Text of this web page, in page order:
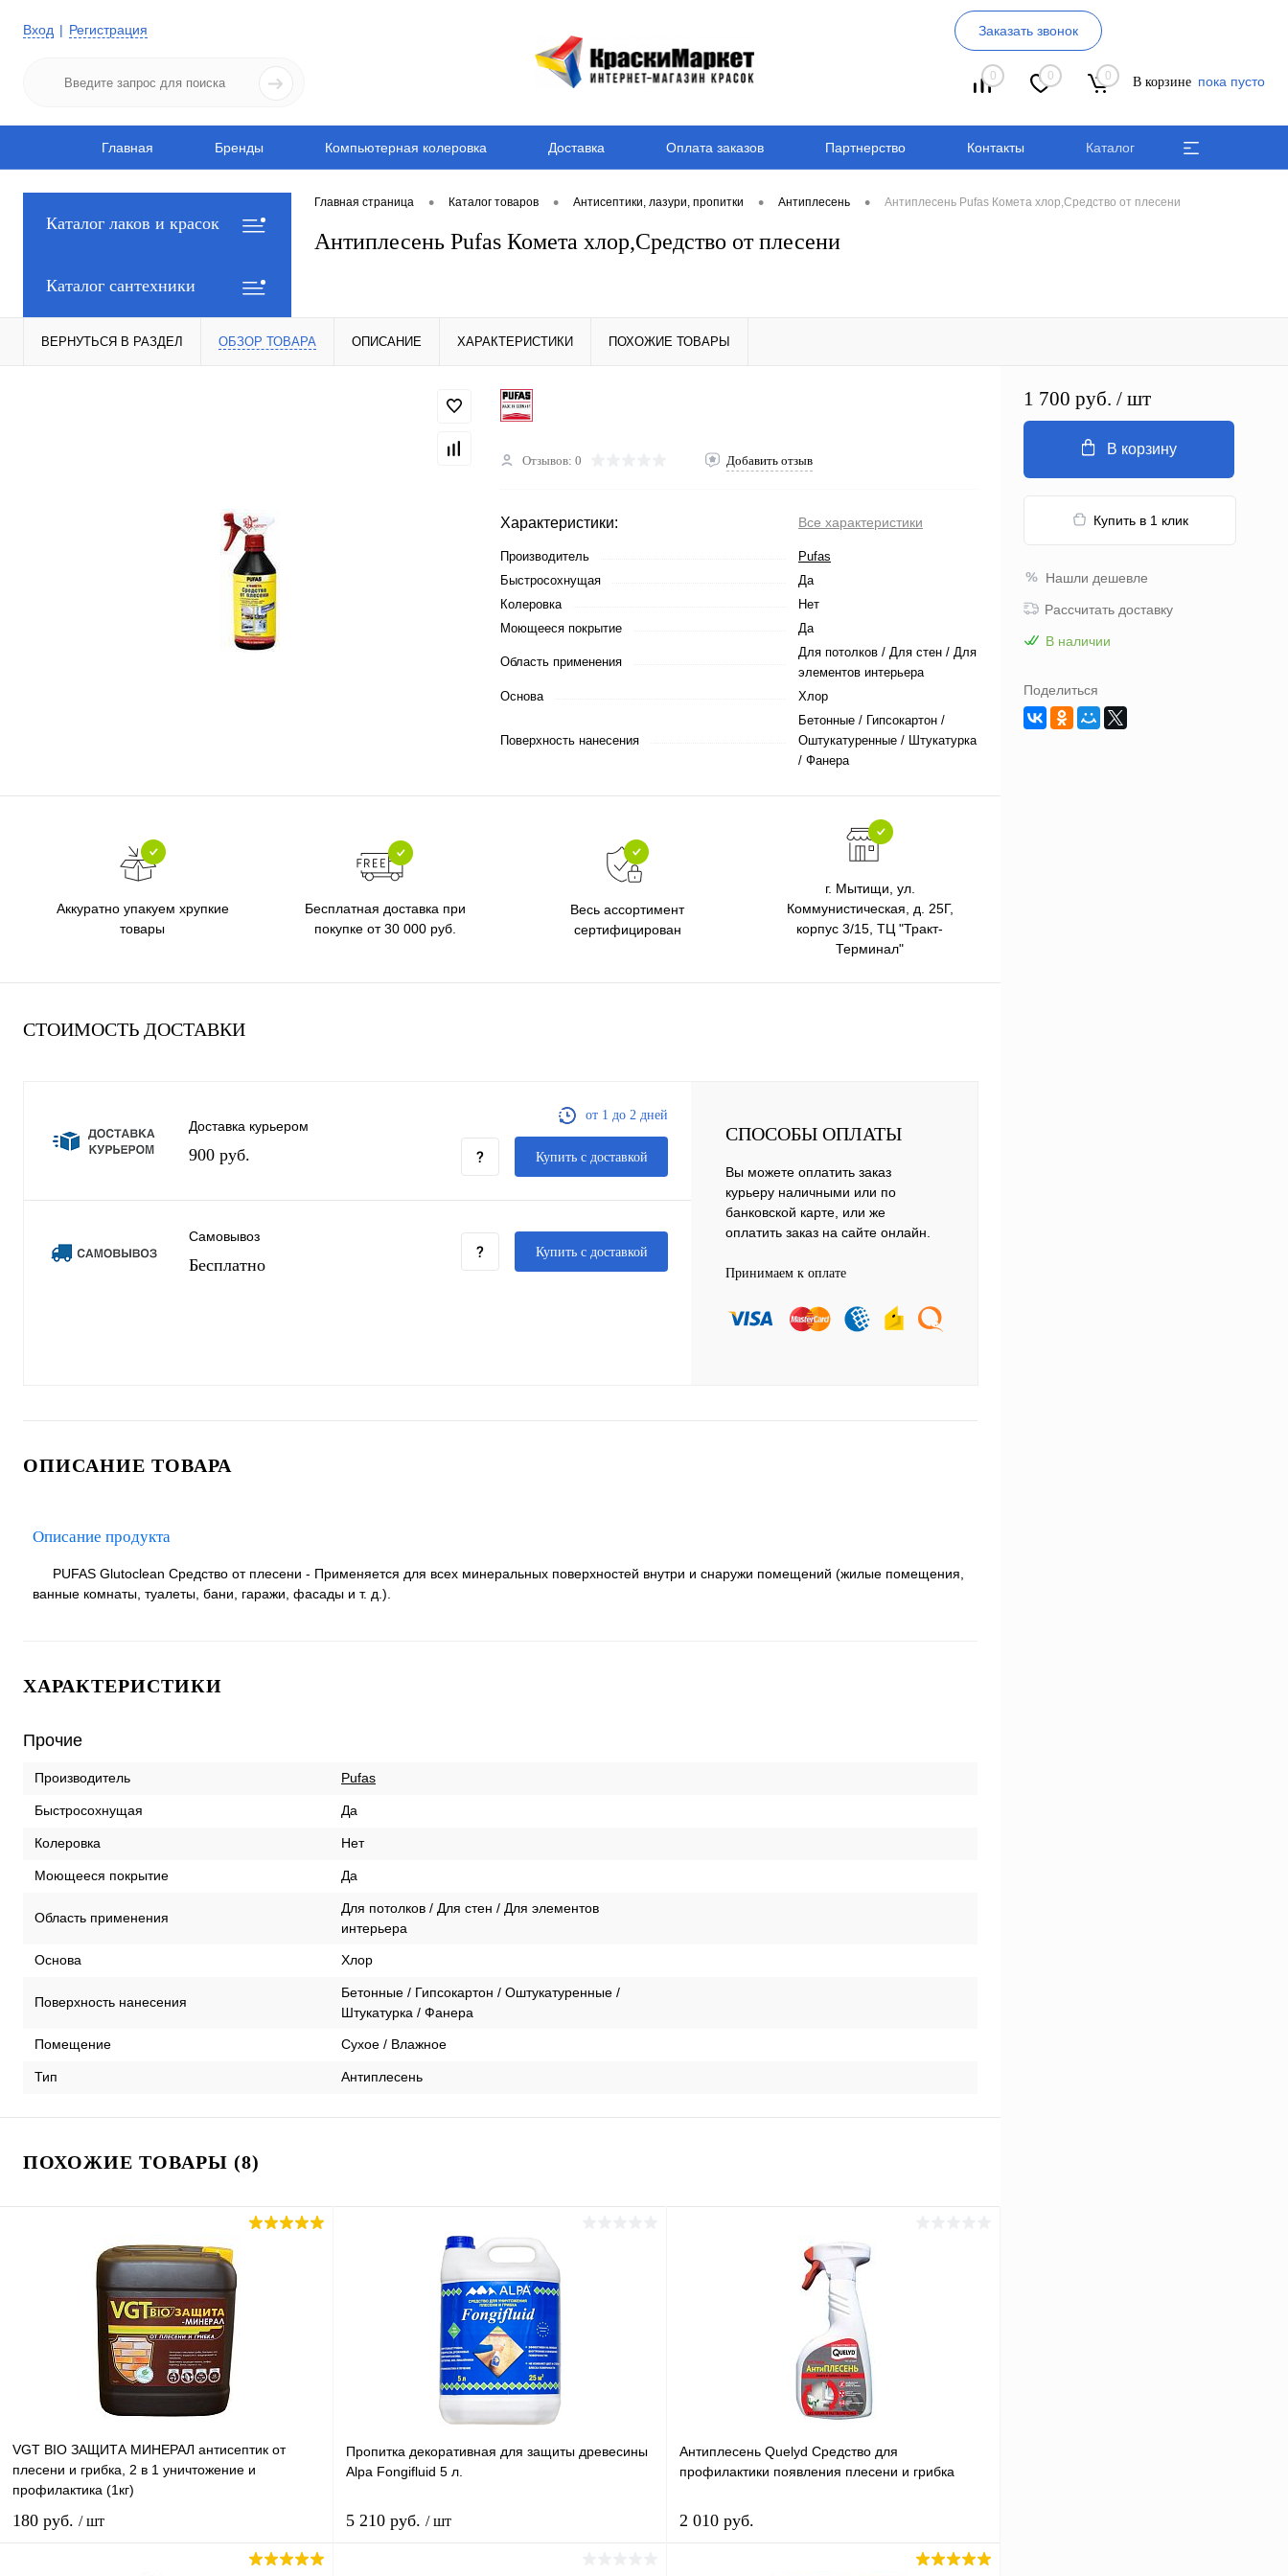
Вход Регистрация Заказать звонок
0 0 0 В корзине пока пусто
Главная Бренды Компьютерная колеровка Доставка Оплата заказов Партнерство Контакты Каталог
Каталог лаков и красок
Каталог сантехники
Главная страница • Каталог товаров • Антисептики, лазури, пропитки • Антиплесень • Антиплесень Pufas Комета хлор,Средство от плесени
Антиплесень Pufas Комета хлор,Средство от плесени
ВЕРНУТЬСЯ В РАЗДЕЛ ОБЗОР ТОВАРА ОПИСАНИЕ ХАРАКТЕРИСТИКИ ПОХОЖИЕ ТОВАРЫ
Отзывов: 0 Добавить отзыв
Характеристики: Все характеристики
Производитель
Pufas
Быстросохнущая
Да
Колеровка
Нет
Моющееся покрытие
Да
Область применения
Для потолков / Для стен / Для
элементов интерьера
Основа
Хлор
Поверхность нанесения
Бетонные / Гипсокартон /
Оштукатуренные / Штукатурка
/ Фанера
Аккуратно упакуем хрупкие
товары
Бесплатная доставка при
покупке от 30 000 руб.
Весь ассортимент
сертифицирован
г. Мытищи, ул.
Коммунистическая, д. 25Г,
корпус 3/15, ТЦ "Тракт-
Терминал"
СТОИМОСТЬ ДОСТАВКИ
Доставка курьером
900 руб.
от 1 до 2 дней
Купить c доставкой
Самовывоз
Бесплатно
Купить c доставкой
СПОСОБЫ ОПЛАТЫ
Вы можете оплатить заказ
курьеру наличными или по
банковской карте, или же
оплатить заказ на сайте онлайн.
Принимаем к оплате
ОПИСАНИЕ ТОВАРА
Описание продукта
PUFAS Glutoclean Средство от плесени - Применяется для всех минеральных поверхностей внутри и снаружи помещений (жилые помещения,
ванные комнаты, туалеты, бани, гаражи, фасады и т. д.).
ХАРАКТЕРИСТИКИ
Прочие
Производитель Pufas
Быстросохнущая Да
Колеровка Нет
Моющееся покрытие Да
Область применения
Для потолков / Для стен / Для элементов
интерьера
Основа Хлор
Поверхность нанесения
Бетонные / Гипсокартон / Оштукатуренные /
Штукатурка / Фанера
Помещение Сухое / Влажное
Тип Антиплесень
ПОХОЖИЕ ТОВАРЫ (8)
VGT BIO ЗАЩИТА МИНЕРАЛ антисептик от
плесени и грибка, 2 в 1 уничтожение и
профилактика (1кг)
180 руб. / шт
Пропитка декоративная для защиты древесины
Alpa Fongifluid 5 л.
5 210 руб. / шт
Антиплесень Quelyd Средство для
профилактики появления плесени и грибка
2 010 руб.
1 700 руб. / шт
В корзину
Купить в 1 клик
Нашли дешевле
Рассчитать доставку
В наличии
Поделиться